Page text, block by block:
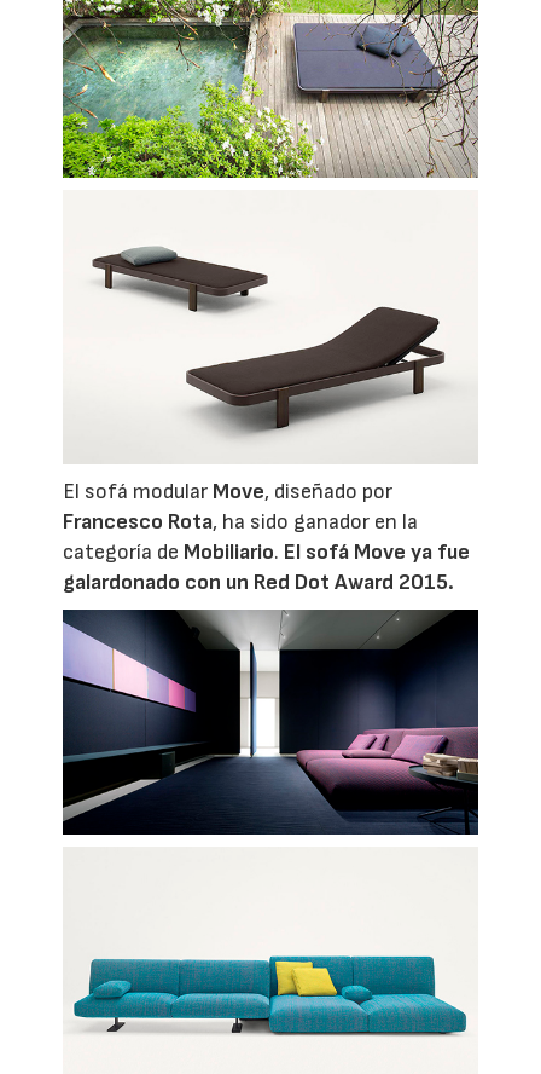
El sofá modular Move, diseñado por
Francesco Rota, ha sido ganador en la
categoría de Mobiliario. El sofá Move ya fue
galardonado con un Red Dot Award 2015.